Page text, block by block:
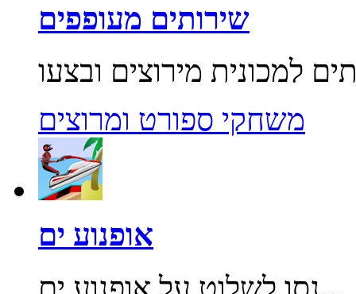
שירותים מעופפים
משחקי ספורט ומרוצים
אופנוע ים